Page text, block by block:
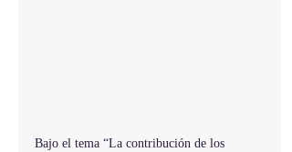
Bajo el tema “La contribución de los